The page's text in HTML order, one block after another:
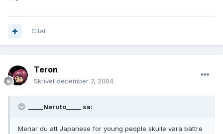
Citat
Teron
Skrivet december 7, 2004
_____Naruto_____ sa:
Menar du att Japanese for young people skulle vara bättre